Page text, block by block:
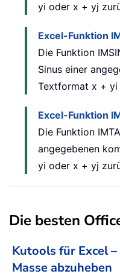
yi oder x + yj
Excel-Funktion
Die Funktion
Sinus einer
Textformat x +
Excel-Funktion
Die Funktion
angegebenen
yi oder x + yj
Die besten
Kutools für Excel
Masse abzuheben